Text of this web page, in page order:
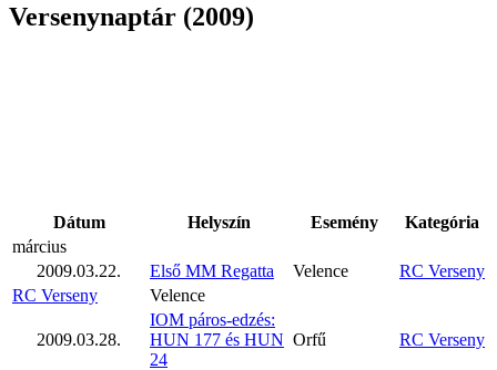
Versenynaptár (2009)
Dátum Helyszín Esemény
Kategória
március
2009.03.22.
Első MM Regatta Velence
RC Verseny
RC Verseny
Velence
2009.03.28.
IOM páros-edzés:
HUN 177 és HUN
24
Orfű RC Verseny